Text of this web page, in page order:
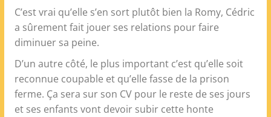
C’est vrai qu’elle s’en sort plutôt bien la Romy, Cédric
a sûrement fait jouer ses relations pour faire
diminuer sa peine.
D’un autre côté, le plus important c’est qu’elle soit
reconnue coupable et qu’elle fasse de la prison
ferme. Ça sera sur son CV pour le reste de ses jours
et ses enfants vont devoir subir cette honte